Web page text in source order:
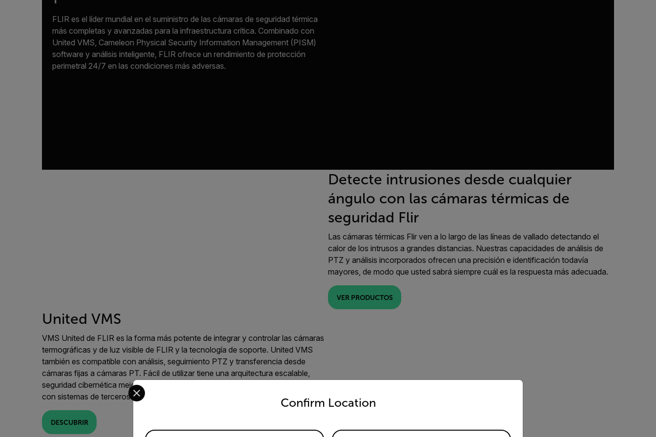
FLIR es el líder mundial en el suministro de las cámaras de seguridad térmica
más completas y avanzadas para la infraestructura crítica. Combinado con
United VMS, Cameleon Physical Security Information Management (PISM)
software y análisis inteligente, FLIR ofrece un rendimiento de protección
perimetral 24/7 en las condiciones más adversas.
Detecte intrusiones desde cualquier
ángulo con las cámaras térmicas de
seguridad Flir
Las cámaras térmicas Flir ven a lo largo de las líneas de vallado detectando el
calor de los intrusos a grandes distancias. Nuestras capacidades de análisis de
PTZ y análisis incorporados ofrecen una precisión e identificación todavía
mayores, de modo que usted sabrá siempre cuál es la respuesta más adecuada.
VER PRODUCTOS
United VMS
VMS United de FLIR es la forma más potente de integrar y controlar las cámaras
termográficas y de luz visible de FLIR y la tecnología de soporte. United VMS
también es compatible con análisis, seguimiento PTZ y transferencia desde
cámaras fijas a cámaras PT. Fácil de utilizar tiene una arquitectura escalable,
seguridad cibernética mejorada y un diseño de plataforma abierta que se integra
con sistemas de terceros.
DESCUBRIR
Confirm Location
Select your preferred country and language from the options below to access the appropriate version of our website.
Available Locations